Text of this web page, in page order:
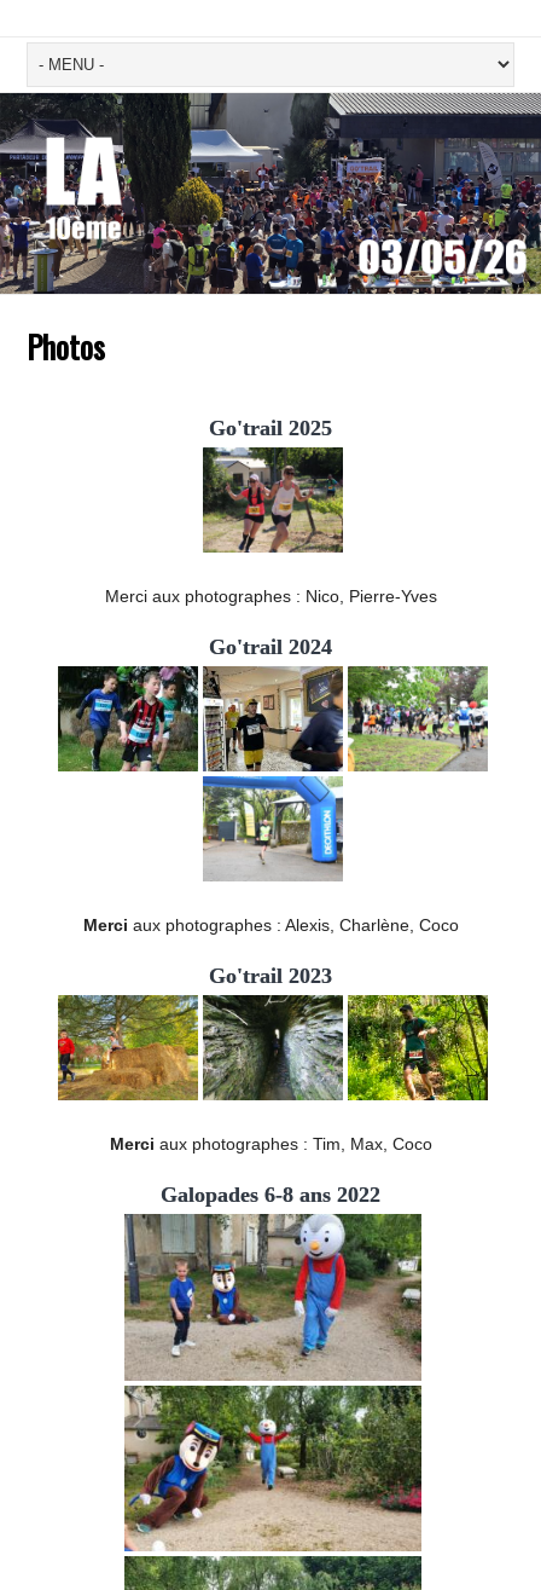
Photos
Go'trail 2025
Merci aux photographes : Nico, Pierre-Yves
Go'trail 2024
Merci aux photographes : Alexis, Charlène, Coco
Go'trail 2023
Merci aux photographes : Tim, Max, Coco
Galopades 6-8 ans 2022